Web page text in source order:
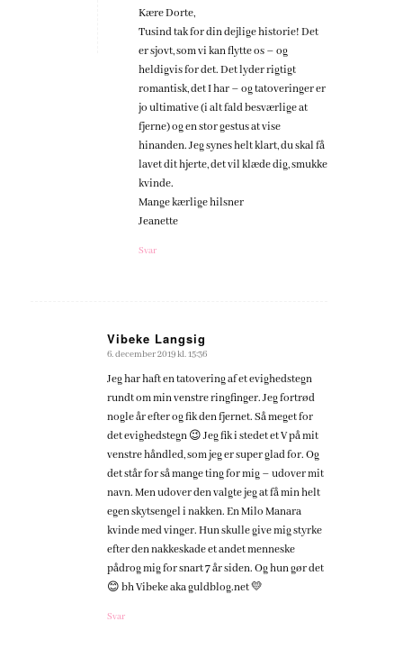
Kære Dorte,
Tusind tak for din dejlige historie! Det
er sjovt, som vi kan flytte os – og
heldigvis for det. Det lyder rigtigt
romantisk, det I har – og tatoveringer er
jo ultimative (i alt fald besværlige at
fjerne) og en stor gestus at vise
hinanden. Jeg synes helt klart, du skal få
lavet dit hjerte, det vil klæde dig, smukke
kvinde.
Mange kærlige hilsner
Jeanette
Svar
Vibeke Langsig
siger:
6. december 2019 kl. 15:36
Jeg har haft en tatovering af et evighedstegn
rundt om min venstre ringfinger. Jeg fortrød
nogle år efter og fik den fjernet. Så meget for
det evighedstegn 😉 Jeg fik i stedet et V på mit
venstre håndled, som jeg er super glad for. Og
det står for så mange ting for mig – udover mit
navn. Men udover den valgte jeg at få min helt
egen skytsengel i nakken. En Milo Manara
kvinde med vinger. Hun skulle give mig styrke
efter den nakkeskade et andet menneske
pådrog mig for snart 7 år siden. Og hun gør det
😊 bh Vibeke aka guldblog.net 💛
Svar